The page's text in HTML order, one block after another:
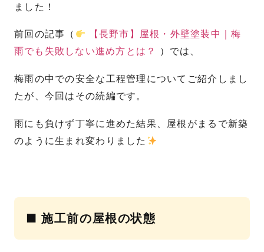
ました！
前回の記事（
【長野市】屋根・外壁塗装中｜梅
雨でも失敗しない進め方とは？
）では、
梅雨の中での安全な工程管理についてご紹介しまし
たが、今回はその続編です。
雨にも負けず丁寧に進めた結果、屋根がまるで新築
のように生まれ変わりました
■ 施工前の屋根の状態